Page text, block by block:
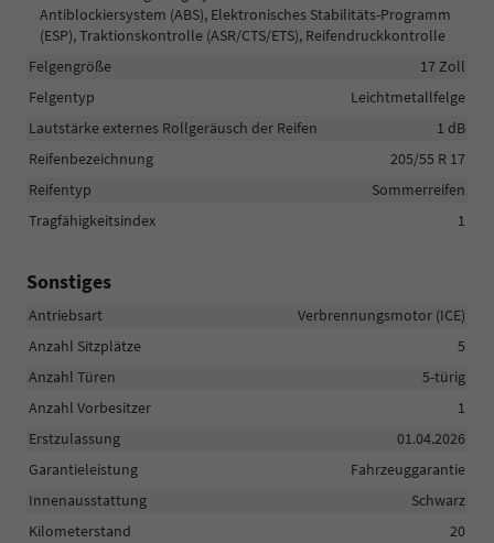
Antiblockiersystem (ABS), Elektronisches Stabilitäts-Programm
(ESP), Traktionskontrolle (ASR/CTS/ETS), Reifendruckkontrolle
Felgengröße
17 Zoll
Felgentyp
Leichtmetallfelge
Lautstärke externes Rollgeräusch der Reifen
1 dB
Reifenbezeichnung
205/55 R 17
Reifentyp
Sommerreifen
Tragfähigkeitsindex
1
Sonstiges
Antriebsart
Verbrennungsmotor (ICE)
Anzahl Sitzplätze
5
Anzahl Türen
5-türig
Anzahl Vorbesitzer
1
Erstzulassung
01.04.2026
Garantieleistung
Fahrzeuggarantie
Innenausstattung
Schwarz
Kilometerstand
20